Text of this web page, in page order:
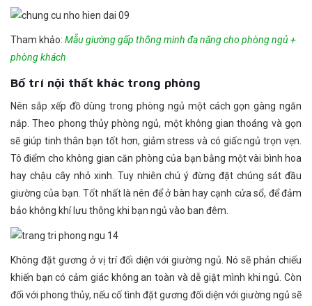
Tham khảo: Mẫu giường gấp thông minh đa năng cho phòng ngủ +
phòng khách
Bố trí nội thất khác trong phòng
Nên sắp xếp đồ dùng trong phòng ngủ một cách gọn gàng ngăn
nắp. Theo phong thủy phòng ngủ, một không gian thoáng và gọn
sẽ giúp tinh thân bạn tốt hơn, giảm stress và có giấc ngủ trọn vẹn.
Tô điểm cho không gian căn phòng của bạn bằng một vài bình hoa
hay chậu cây nhỏ xinh. Tuy nhiên chú ý đừng đặt chúng sát đầu
giường của bạn. Tốt nhất là nên để ở bàn hay cạnh cửa sổ, để đảm
bảo không khí lưu thông khi bạn ngủ vào ban đêm.
Không đặt gương ở vị trí đối diện với giường ngủ. Nó sẽ phản chiếu
khiến bạn có cảm giác không an toàn và dễ giật mình khi ngủ. Còn
đối với phong thủy, nếu cố tình đặt gương đối diện với giường ngủ sẽ